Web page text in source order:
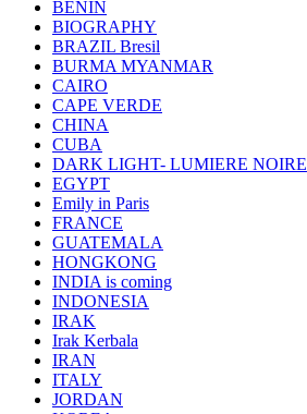
BENIN
BIOGRAPHY
BRAZIL Bresil
BURMA MYANMAR
CAIRO
CAPE VERDE
CHINA
CUBA
DARK LIGHT- LUMIERE NOIRE
EGYPT
Emily in Paris
FRANCE
GUATEMALA
HONGKONG
INDIA is coming
INDONESIA
IRAK
Irak Kerbala
IRAN
ITALY
JORDAN